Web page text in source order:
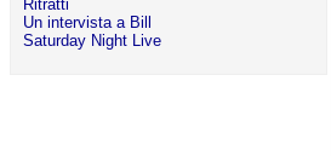
Ritratti
Un intervista a Bill
Saturday Night Live